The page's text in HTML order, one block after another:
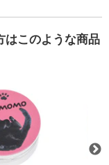
はこのような商品